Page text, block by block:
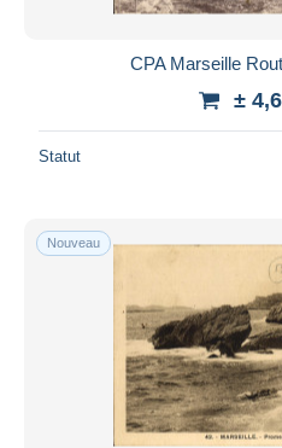
CPA Marseille
±
Statut
Nouveau